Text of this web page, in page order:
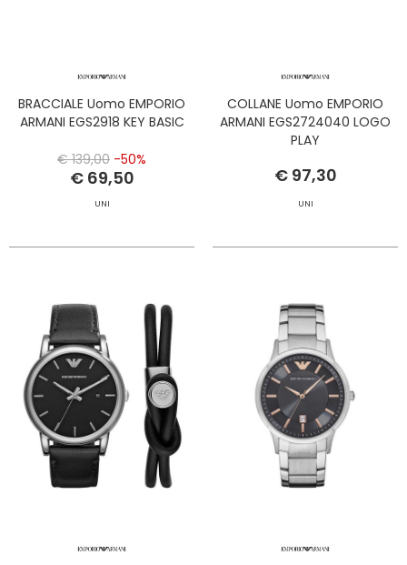
BRACCIALE Uomo EMPORIO
ARMANI EGS2918 KEY BASIC
€ 139,00 -50%
€ 69,50
UNI
COLLANE Uomo EMPORIO
ARMANI EGS2724040 LOGO
PLAY
€ 97,30
UNI